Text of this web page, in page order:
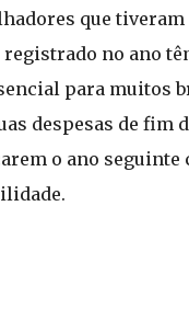
que tiveram
no ano
para muitos
despesas de fim
o ano seguinte